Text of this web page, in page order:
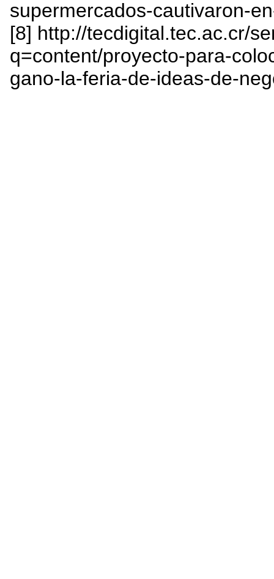
supermercados-cautivaron-
[8] http://tecdigital.tec.ac.cr/
q=content/proyecto-para-
gano-la-feria-de-ideas-de-